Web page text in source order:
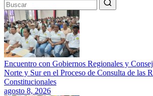
Encuentro con Gobiernos Regionales y
Norte y Sur en el Proceso de Consulta de las
Constitucionales
agosto 8, 2026